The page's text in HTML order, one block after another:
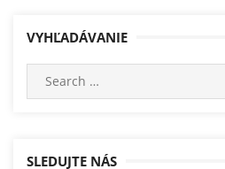
VYHĽADÁVANIE
SLEDUJTE NÁS